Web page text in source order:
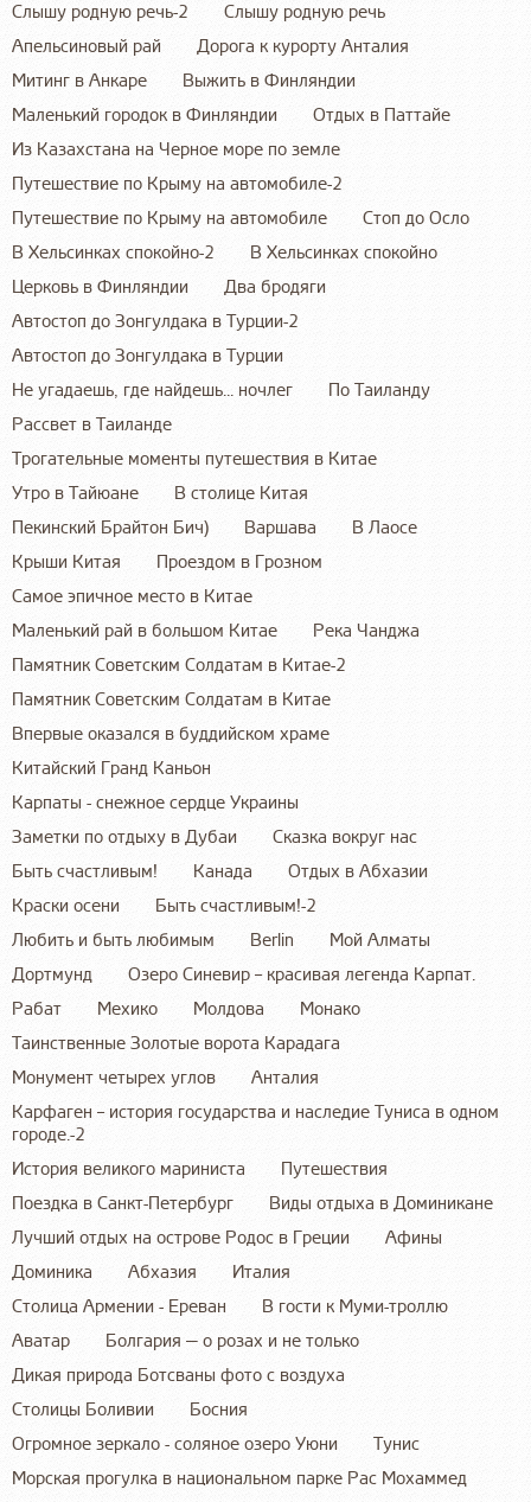
Слышу родную речь-2
Слышу родную речь
Апельсиновый рай
Дорога к курорту Анталия
Митинг в Анкаре
Выжить в Финляндии
Маленький городок в Финляндии
Отдых в Паттайе
Из Казахстана на Черное море по земле
Путешествие по Крыму на автомобиле-2
Путешествие по Крыму на автомобиле
Стоп до Осло
В Хельсинках спокойно-2
В Хельсинках спокойно
Церковь в Финляндии
Два бродяги
Автостоп до Зонгулдака в Турции-2
Автостоп до Зонгулдака в Турции
Не угадаешь, где найдешь... ночлег
По Таиланду
Рассвет в Таиланде
Трогательные моменты путешествия в Китае
Утро в Тайюане
В столице Китая
Пекинский Брайтон Бич)
Варшава
В Лаосе
Крыши Китая
Проездом в Грозном
Самое эпичное место в Китае
Маленький рай в большом Китае
Река Чанджа
Памятник Советским Солдатам в Китае-2
Памятник Советским Солдатам в Китае
Впервые оказался в буддийском храме
Китайский Гранд Каньон
Карпаты - снежное сердце Украины
Заметки по отдыху в Дубаи
Сказка вокруг нас
Быть счастливым!
Канада
Отдых в Абхазии
Краски осени
Быть счастливым!-2
Любить и быть любимым
Berlin
Мой Алматы
Дортмунд
Озеро Синевир – красивая легенда Карпат.
Рабат
Мехико Молдова
Монако
Таинственные Золотые ворота Карадага
Монумент четырех углов
Анталия
Карфаген – история государства и наследие Туниса в одном
городе.-2
История великого мариниста
Путешествия
Поездка в Санкт-Петербург
Виды отдыха в Доминикане
Лучший отдых на острове Родос в Греции
Афины
Доминика
Абхазия
Италия
Столица Армении - Ереван
В гости к Муми-троллю
Аватар
Болгария — о розах и не только
Дикая природа Ботсваны фото с воздуха
Столицы Боливии
Босния
Огромное зеркало - соляное озеро Уюни
Тунис
Морская прогулка в национальном парке Рас Мохаммед